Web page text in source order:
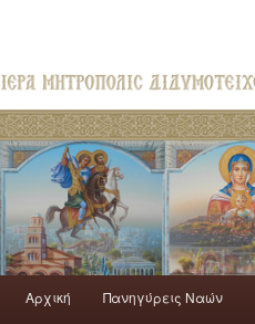
Αρχική Πανηγύρεις Ναών